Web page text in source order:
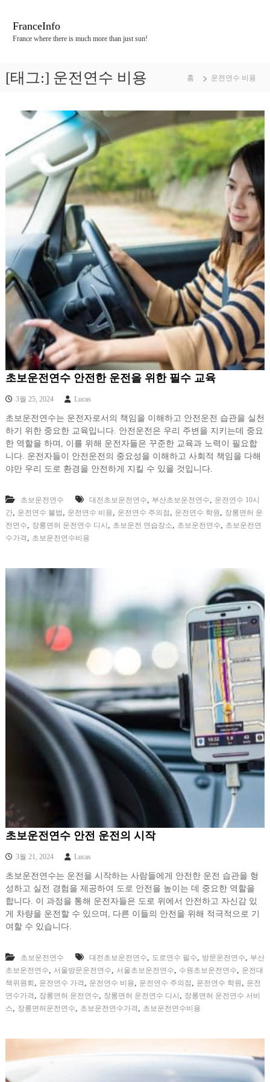
가
FranceInfo
France where there is much more than just sun!
[태그:] 운전연수 비용 홈 운전연수 비용
초보운전연수 안전한 운전을 위한 필수 교육
3월 25, 2024 Lucas
초보운전연수는 운전자로서의 책임을 이해하고 안전운전 습관을 실천
하기 위한 중요한 교육입니다. 안전운전은 우리 주변을 지키는데 중요
한 역할을 하며, 이를 위해 운전자들은 꾸준한 교육과 노력이 필요합
니다. 운전자들이 안전운전의 중요성을 이해하고 사회적 책임을 다해
야만 우리 도로 환경을 안전하게 지킬 수 있을 것입니다.
초보운전연수 대전초보운전연수, 부산초보운전연수, 운전연수 10시
간, 운전연수 불법 , 운전연수 비용, 운전연수 주의점 , 운전연수 학원 , 장롱면허 운
전연수, 장롱면허 운전연수 디시 , 초보운전 연습장소, 초보운전연수, 초보운전연
수가격 , 초보운전연수비용
초보운전연수 안전 운전의 시작
3월 21, 2024 Lucas
초보운전연수는 운전을 시작하는 사람들에게 안전한 운전 습관을 형
성하고 실전 경험을 제공하여 도로 안전을 높이는 데 중요한 역할을
합니다. 이 과정을 통해 운전자들은 도로 위에서 안전하고 자신감 있
게 차량을 운전할 수 있으며, 다른 이들의 안전을 위해 적극적으로 기
여할 수 있습니다.
초보운전연수 대전초보운전연수, 도로연수 필수, 방문운전연수, 부산
초보운전연수, 서울방문운전연수, 서울초보운전연수, 수원초보운전연수, 운전대
책위원회 , 운전연수 가격 , 운전연수 비용, 운전연수 주의점 , 운전연수 학원 , 운전
연수가격 , 장롱면허 운전연수, 장롱면허 운전연수 디시 , 장롱면허 운전연수 서비
스, 장롱면허운전연수, 초보운전연수가격 , 초보운전연수비용